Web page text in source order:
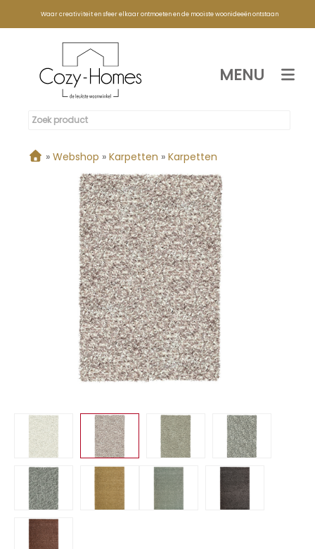
Waar creativiteit en sfeer elkaar ontmoeten en de mooiste woonideeën ontstaan
MENU
» Webshop » Karpetten » Karpetten